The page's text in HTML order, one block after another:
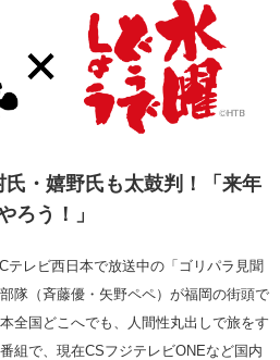
・嬉野氏も太鼓判！「来年
ろう！」
テレビ西日本で放送中の「ゴリパラ見聞
隊（斉藤優・矢野ペペ）が福岡の街頭で
全国どこへでも、人間性丸出しで旅をす
組で、現在CSフジテレビONEなど国内